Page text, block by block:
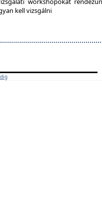
kell vizsgálni